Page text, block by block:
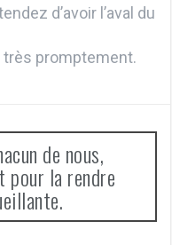
d’avoir l’aval du
très promptement.
de nous,
pour la rendre